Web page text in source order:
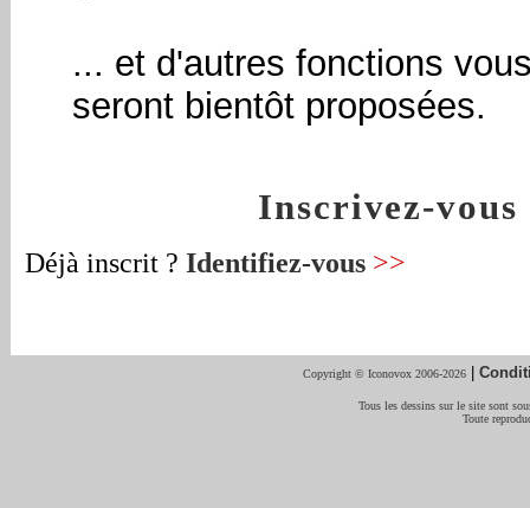
... et d'autres fonctions
seront bientôt proposées.
Inscrivez-vous
Déjà inscrit ? Identifiez-vous >>
Copyright © Iconovox 2006-2026 |
Tous les dessins sur le site sont
Toute